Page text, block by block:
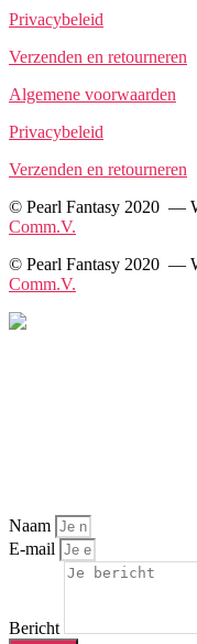
Privacybeleid
Verzenden en retourneren
Algemene voorwaarden
Privacybeleid
Verzenden en retourneren
© Pearl Fantasy 2020 —
Comm.V.
© Pearl Fantasy 2020 —
Comm.V.
Naam
E-mail
Bericht